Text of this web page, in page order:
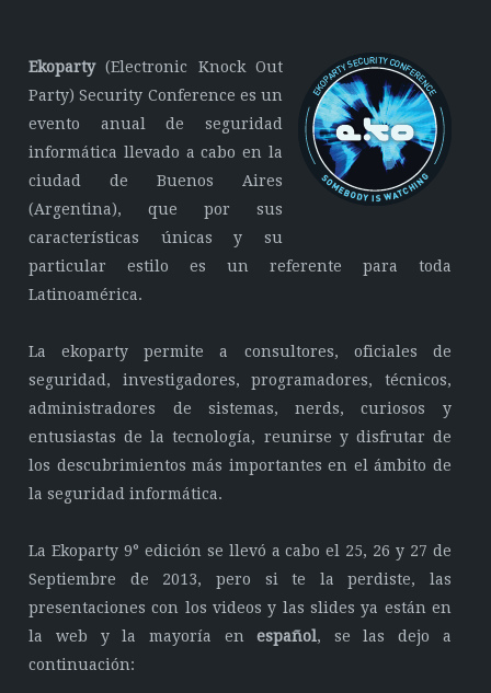
Ekoparty(Electronic Knock Out
Party) Security Conference es un
evento anual de seguridad
informática llevado a cabo en la
ciudad de Buenos Aires
(Argentina), que por sus
características únicas y su
particular estilo es un referente para toda
Latinoamérica.
La ekoparty permite a consultores, oficiales de
seguridad, investigadores, programadores, técnicos,
administradores de sistemas, nerds, curiosos y
entusiastas de la tecnología, reunirse y disfrutar de
los descubrimientos más importantes en el ámbito de
la seguridad informática.
La Ekoparty 9° edición se llevó a cabo el 25, 26 y 27 de
Septiembre de 2013, pero si te la perdiste, las
presentaciones con los videos y las slides ya están en
la web y la mayoría enespañol, se las dejo a
continuación: